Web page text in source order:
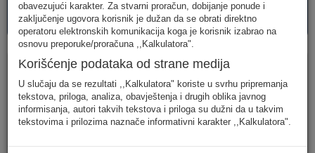
AVM
usluge
PAKETI
usluga
Fiksna telefonija
Jednostavan unos
(Za jednostavan unos raspodjela
korisnika u Crnoj Gori.)
obavezujući karakter. Za stvarni proračun, dobijanje ponude i
zaključenje ugovora korisnik je dužan da se obrati direktno
operatoru elektronskih komunikacija koga je korisnik izabrao na
osnovu preporuke/proračuna ,,Kalkulatora".
Korišćenje podataka od strane medija
U slučaju da se rezultati ,,Kalkulatora" koriste u svrhu pripremanja
tekstova, priloga, analiza, obavještenja i drugih oblika javnog
informisanja, autori takvih tekstova i priloga su dužni da u takvim
tekstovima i prilozima naznače informativni karakter ,,Kalkulatora".